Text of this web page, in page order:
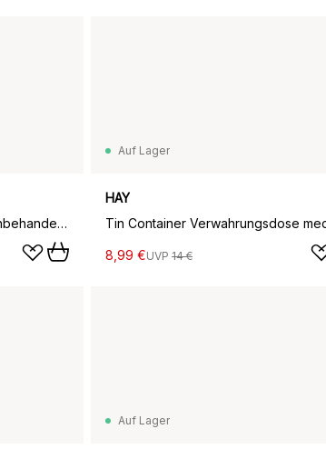
Moku Aufbewahrungsdose, Unbehandelte Eiche, 10x11x9,5 cm
Auf Lager
HAY
8,99 €UVP 14 €
Auf Lager